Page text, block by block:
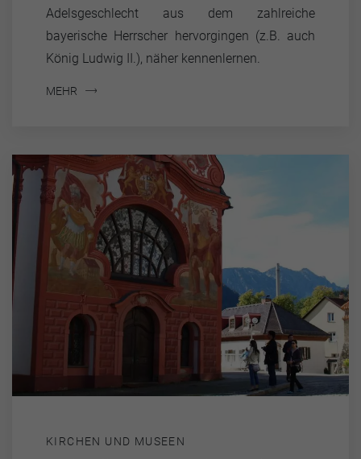
Adelsgeschlecht aus dem zahlreiche
bayerische Herrscher hervorgingen (z.B. auch
König Ludwig II.), näher kennenlernen.
MEHR
KIRCHEN UND MUSEEN